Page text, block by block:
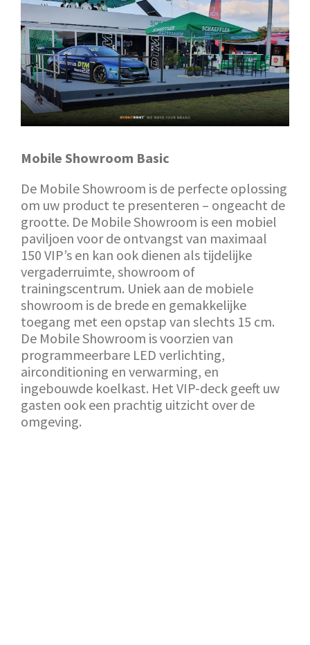
Mobile Showroom Basic
De Mobile Showroom is de perfecte oplossing
om uw product te presenteren – ongeacht de
grootte. De Mobile Showroom is een mobiel
paviljoen voor de ontvangst van maximaal
150 VIP’s en kan ook dienen als tijdelijke
vergaderruimte, showroom of
trainingscentrum. Uniek aan de mobiele
showroom is de brede en gemakkelijke
toegang met een opstap van slechts 15 cm.
De Mobile Showroom is voorzien van
programmeerbare LED verlichting,
airconditioning en verwarming, en
ingebouwde koelkast. Het VIP-deck geeft uw
gasten ook een prachtig uitzicht over de
omgeving.